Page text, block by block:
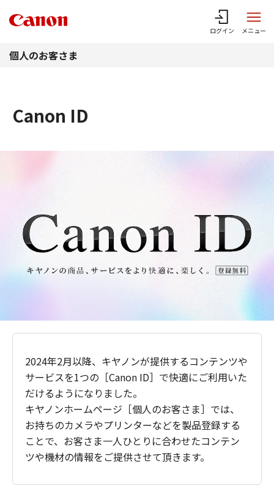
ログイン メニュー
個人のお客さま
Canon ID
2024年2月以降、キヤノンが提供するコンテンツや
サービスを1つの［Canon ID］で快適にご利用いた
だけるようになりました。
キヤノンホームページ［個人のお客さま］では、
お持ちのカメラやプリンターなどを製品登録する
ことで、お客さま一人ひとりに合わせたコンテン
ツや機材の情報をご提供させて頂きます。